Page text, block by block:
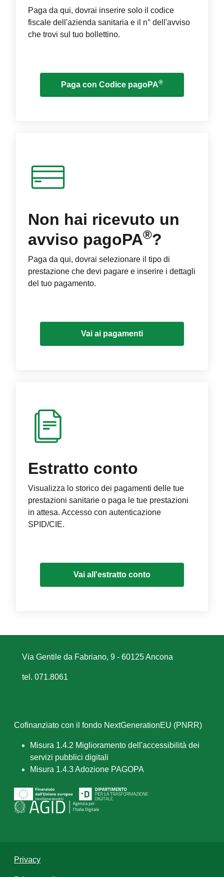
Paga da qui, dovrai inserire solo il codice
fiscale dell'azienda sanitaria e il n° dell'avviso
che trovi sul tuo bollettino.
Paga con Codice pagoPA®
Non hai ricevuto un
avviso pagoPA®?
Paga da qui, dovrai selezionare il tipo di
prestazione che devi pagare e inserire i dettagli
del tuo pagamento.
Vai ai pagamenti
Estratto conto
Visualizza lo storico dei pagamenti delle tue
prestazioni sanitarie o paga le tue prestazioni
in attesa. Accesso con autenticazione
SPID/CIE.
Vai all'estratto conto
Via Gentile da Fabriano, 9 - 60125 Ancona
tel. 071.8061
Cofinanziato con il fondo NextGenerationEU (PNRR)
Misura 1.4.2 Miglioramento dell'accessibilità dei
servizi pubblici digitali
Misura 1.4.3 Adozione PAGOPA
Privacy